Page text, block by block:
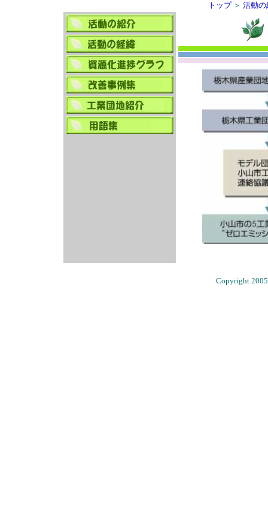
トップ＞ 活動の
Copyright